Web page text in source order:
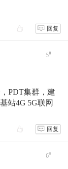
回复
5#
PDT集群，建
站4G 5G联网
回复
6#